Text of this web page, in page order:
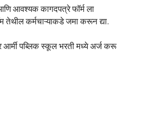
आवश्यक कागदपत्रे फॉर्म ला
तेथील कर्मचाऱ्याकडे जमा करून द्या.
आर्मी पब्लिक स्कूल भरती मध्ये अर्ज करू